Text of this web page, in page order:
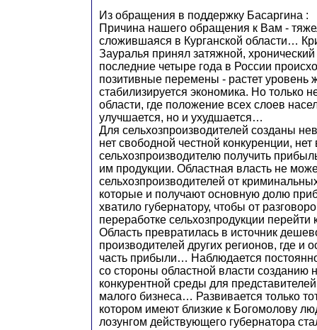
Из обращения в поддержку Басаргина :
Причина нашего обращения к Вам -
сложившаяся в Курганской области…
Зауралья принял затяжной,
последние четыре года в России
позитивные перемены - растет уровень
стабилизируется экономика. Но только
области, где положение всех слоев
улучшается, но и ухудшается…
Для сельхозпроизводителей созданы
нет свободной честной конкуренции,
сельхозпроизводителю получить
им продукции. Областная власть не
сельхозпроизводителей от
которые и получают основную долю
хватило губернатору, чтобы от
переработке сельхозпродукции
Область превратилась в источник
производителей других регионов, где и
часть прибыли… Наблюдается
со стороны областной власти созданию
конкурентной среды для
малого бизнеса… Развивается только
котором имеют близкие к Богомолову
лозунгом действующего губернатора